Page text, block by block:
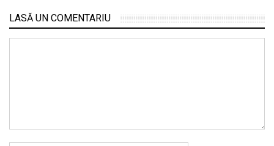
LASĂ UN COMENTARIU